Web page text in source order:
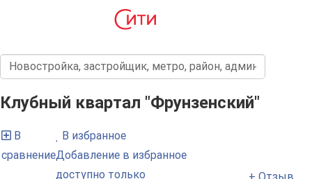
Клубный квартал "Фрунзенский"
В
сравнение
В избранное
Добавление в избранное
доступно только